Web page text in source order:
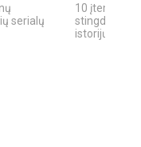
serialų
10 įtemptų,
stingdančių
istorijų